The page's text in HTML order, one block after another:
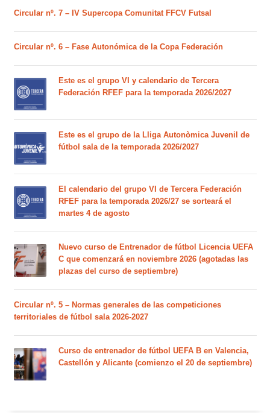
Circular nº. 7 – IV Supercopa Comunitat FFCV Futsal
Circular nº. 6 – Fase Autonómica de la Copa Federación
Este es el grupo VI y calendario de Tercera
Federación RFEF para la temporada 2026/2027
Este es el grupo de la Lliga Autonòmica Juvenil de
fútbol sala de la temporada 2026/2027
El calendario del grupo VI de Tercera Federación
RFEF para la temporada 2026/27 se sorteará el
martes 4 de agosto
Nuevo curso de Entrenador de fútbol Licencia UEFA
C que comenzará en noviembre 2026 (agotadas las
plazas del curso de septiembre)
Circular nº. 5 – Normas generales de las competiciones
territoriales de fútbol sala 2026-2027
Curso de entrenador de fútbol UEFA B en Valencia,
Castellón y Alicante (comienzo el 20 de septiembre)